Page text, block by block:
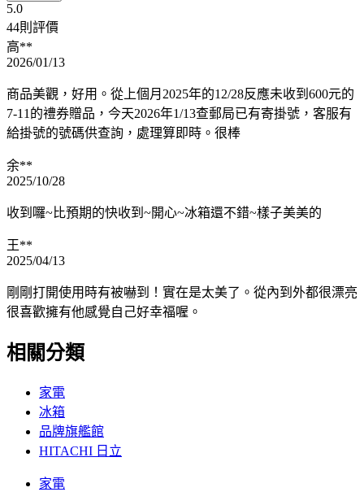
5.0
44則評價
高**
2026/01/13
商品美觀，好用。從上個月2025年的12/28反應未收到600元的
7-11的禮券贈品，今天2026年1/13查郵局已有寄掛號，客服有
給掛號的號碼供查詢，處理算即時。很棒
余**
2025/10/28
收到囉~比預期的快收到~開心~冰箱還不錯~樣子美美的
王**
2025/04/13
剛剛打開使用時有被嚇到！實在是太美了。從內到外都很漂亮
很喜歡擁有他感覺自己好幸福喔。
相關分類
家電
冰箱
品牌旗艦館
HITACHI 日立
家電